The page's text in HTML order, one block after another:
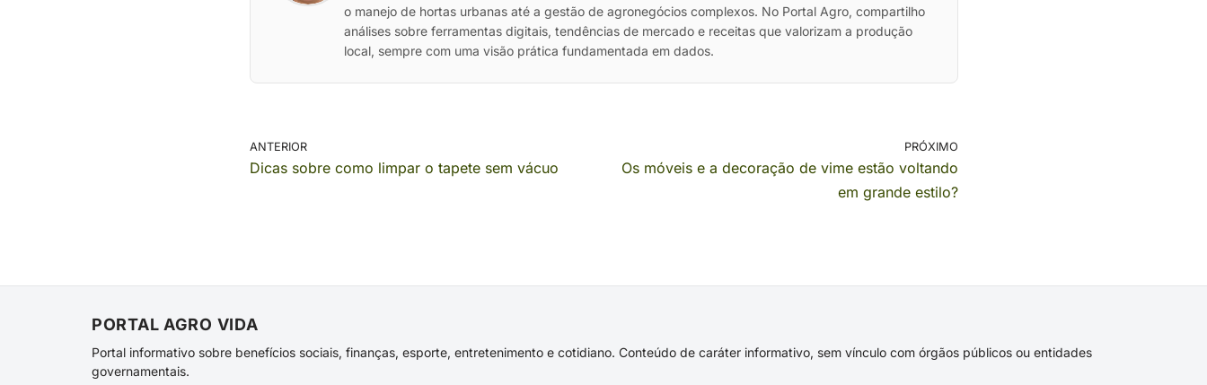
o manejo de hortas urbanas até a gestão de agronegócios complexos. No Portal Agro, compartilho
análises sobre ferramentas digitais, tendências de mercado e receitas que valorizam a produção
local, sempre com uma visão prática fundamentada em dados.
ANTERIOR
Dicas sobre como limpar o tapete sem vácuo
PRÓXIMO
Os móveis e a decoração de vime estão voltando
em grande estilo?
PORTAL AGRO VIDA
Portal informativo sobre benefícios sociais, finanças, esporte, entretenimento e cotidiano. Conteúdo de caráter informativo, sem vínculo com órgãos públicos ou entidades
governamentais.